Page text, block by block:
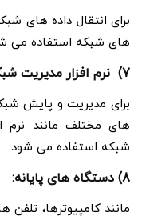
برای انتقال داده های
های شبکه استفاده می
7) نرم افزار مدیریت شبکه:
برای مدیریت و پایش
های مختلف مانند نرم
شبکه استفاده می شود.
8) دستگاه های پایانه:
مانند کامپیوترها،